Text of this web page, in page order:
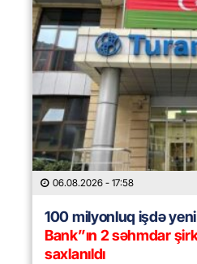
06.08.2026 - 17:58
100 milyonluq işdə yeni
Bank”ın 2 səhmdar
saxlanıldı